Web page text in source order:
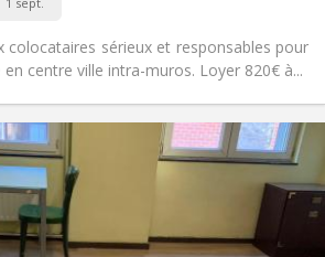
colocataires sérieux et responsables pour
centre ville intra-muros. Loyer 820€ à...
Infos Pratiques
Loyer:
410 €
Charges:
12 mois, 5-6 mois
Domiciliation:
Acceptée